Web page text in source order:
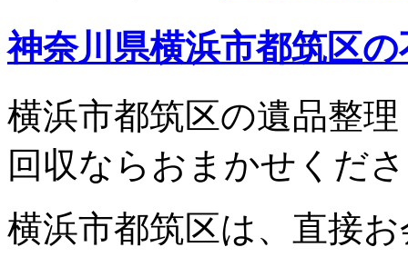
神奈川県横浜市都筑区
横浜市都筑区の遺品整
回収ならおまかせくだ
横浜市都筑区は、直接